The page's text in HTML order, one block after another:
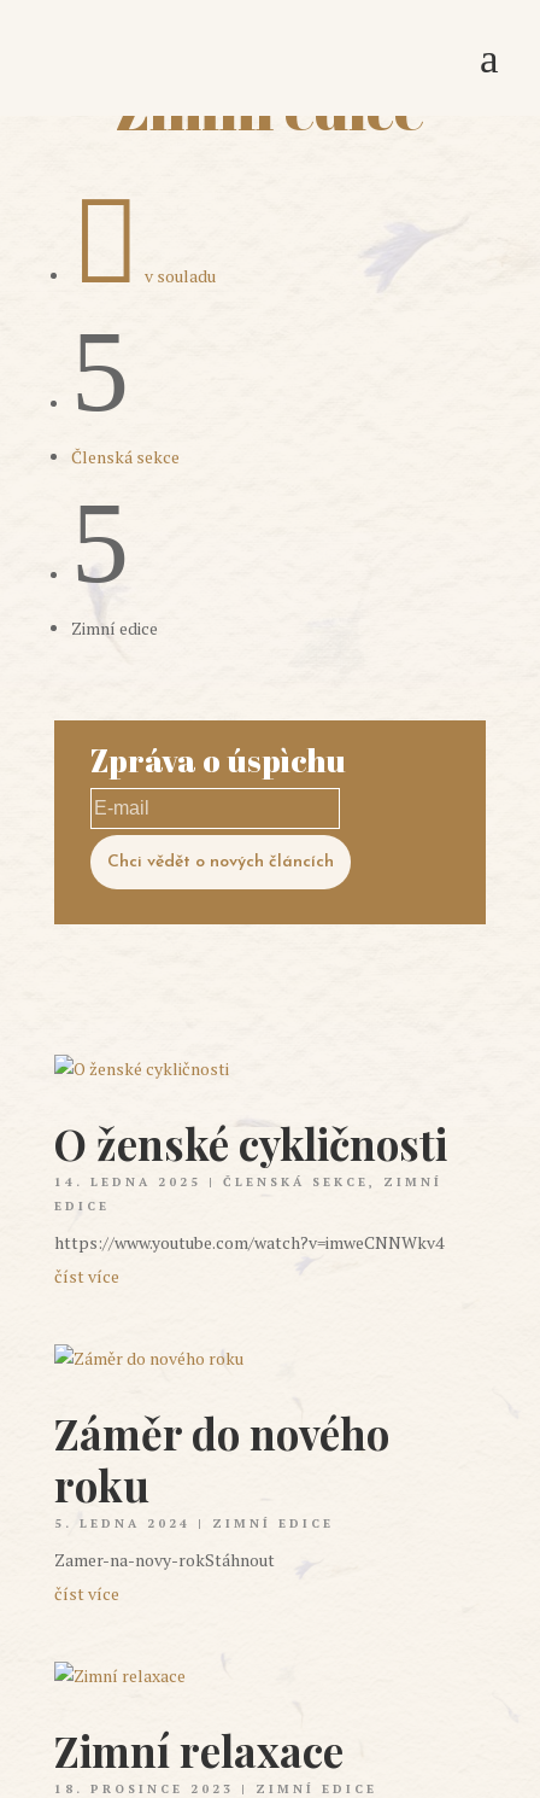
a
Zimní edice
 v souladu
5
Členská sekce
5
Zimní edice
Zpráva o úspìchu
E-
mail
Chci vědět o nových článcích
O ženské cykličnosti
14. LEDNA 2025 | ČLENSKÁ SEKCE , ZIMNÍ
EDICE
https://www.youtube.com/watch?v=imweCNNWkv4
číst více
Záměr do nového
roku
5. LEDNA 2024 | ZIMNÍ EDICE
Zamer-na-novy-rokStáhnout
číst více
Zimní relaxace
18. PROSINCE 2023 | ZIMNÍ EDICE